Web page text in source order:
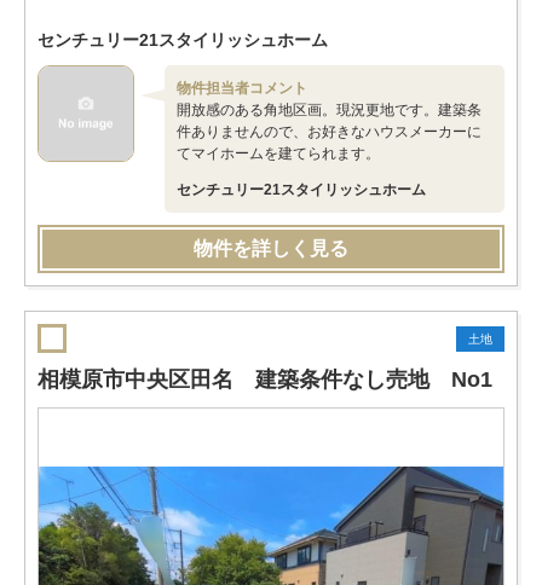
センチュリー21スタイリッシュホーム
物件担当者コメント
開放感のある角地区画。現況更地です。建築条
件ありませんので、お好きなハウスメーカーに
てマイホームを建てられます。
センチュリー21スタイリッシュホーム
物件を詳しく見る
土地
相模原市中央区田名 建築条件なし売地 No1